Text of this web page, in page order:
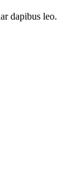
dapibus leo.